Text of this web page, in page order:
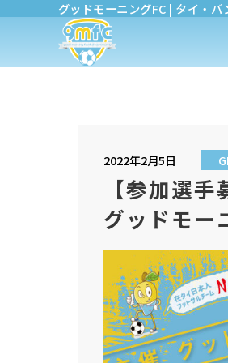
グッドモーニングFC | タイ・
2022年2月5日
【参加選
グッドモー